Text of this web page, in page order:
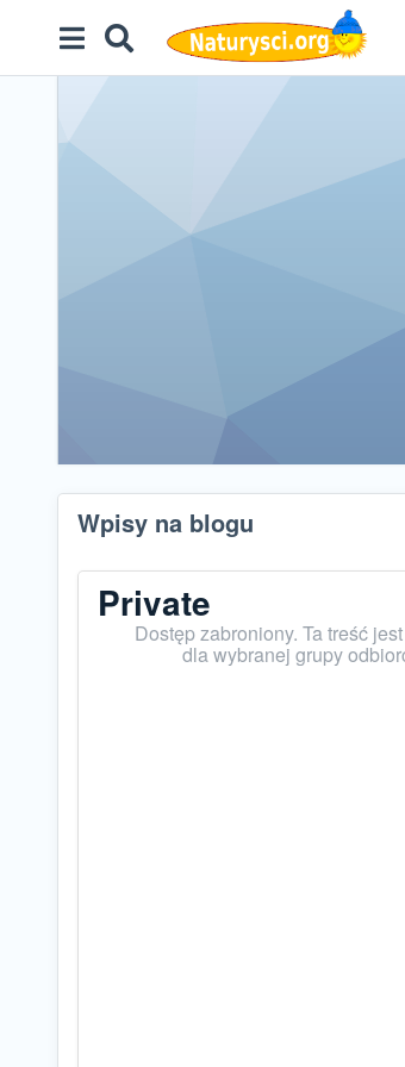
Wpisy na blogu
Private
Dostęp zabroniony. Ta treść
dla wybranej grupy